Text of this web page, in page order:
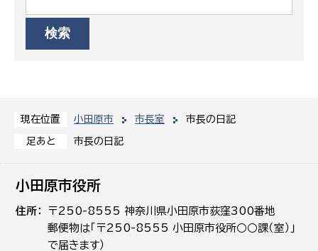
現在位置 小田原市 市長室 市長の日記
足あと 市長の日記
小田原市役所
住所
〒250-8555 神奈川県小田原市荻窪300番地
郵便物は「〒250-8555 小田原市役所○○課（室）」
で届きます）